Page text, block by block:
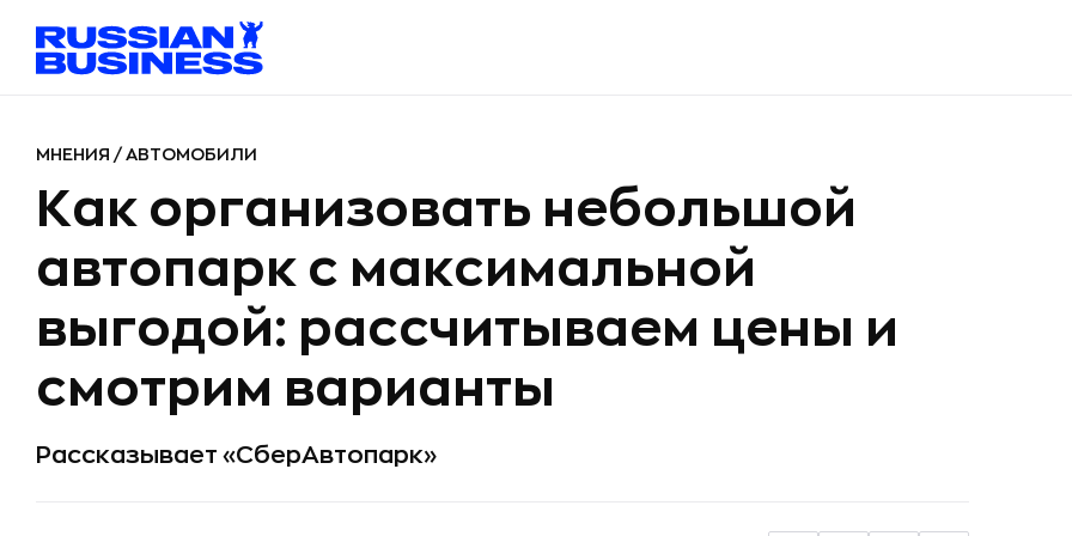
МНЕНИЯ / АВТОМОБИЛИ
Как организовать небольшой
автопарк с максимальной
выгодой: рассчитываем цены и
смотрим варианты
Рассказывает «СберАвтопарк»